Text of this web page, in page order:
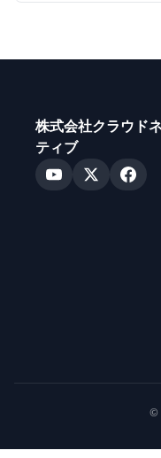
株式会社クラウド
ティブ
©